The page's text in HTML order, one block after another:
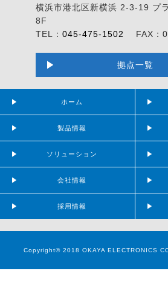
横浜市港北区新横浜 2-3-19 プ
8F
TEL： 045-475-1502 FAX：
拠点一覧
ホーム
製品情報
ソリューション
会社情報
採用情報
Copyright© 2018 OKAYA ELECTRONICS